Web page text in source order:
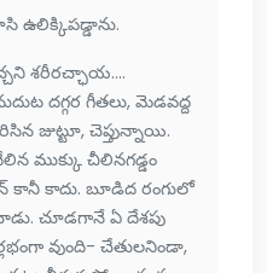
ఉలిక్కిపడ్డాను.
శరీరచ్ఛాయ....
దగ్గర గీతలు, మెడవద్ద
జుట్టూ, చెప్తున్నాయి.
ముక్కు చీలినగడ్డం
కాదు. బూడిద రంగులో
చూడగానే ఏ దేశపు
వుంది- చేతులనిండా,